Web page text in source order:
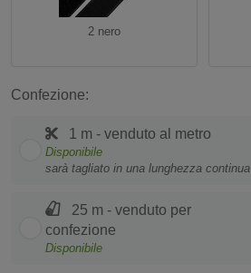
2 nero
Confezione:
1 m - venduto al metro
Disponibile
sarà tagliato in una lunghezza continua
25 m - venduto per
confezione
Disponibile